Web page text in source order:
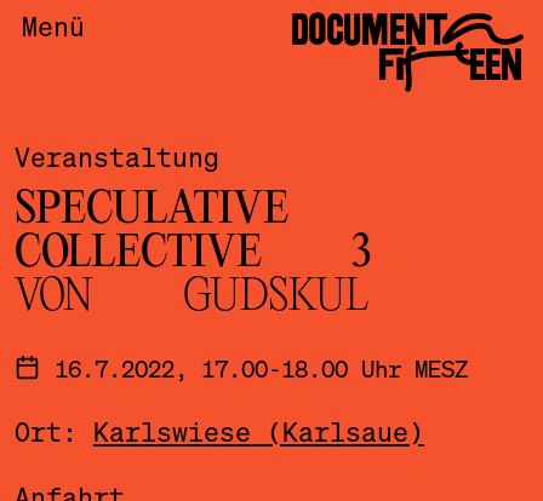
Menü DOCUMENTA
FIFTEEN
Veranstaltung
SPECULATIVE
COLLECTIVE 3
VON GUDSKUL
16.7.2022, 17.00-18.00 Uhr MESZ
Ort: Karlswiese (Karlsaue)